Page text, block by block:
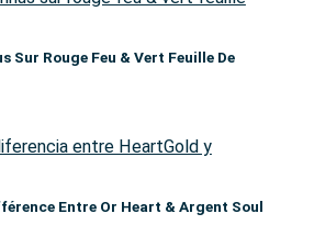
Sur Rouge Feu & Vert Feuille De
Entre Or Heart & Argent Soul